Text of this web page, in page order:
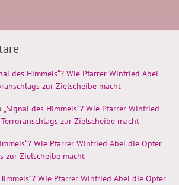
des Himmels“? Wie Pfarrer Winfried Abel
zur Zielscheibe macht
„Signal des Himmels“? Wie Pfarrer Winfried
zur Zielscheibe macht
Wie Pfarrer Winfried Abel die Opfer
zur Zielscheibe macht
Wie Pfarrer Winfried Abel die Opfer